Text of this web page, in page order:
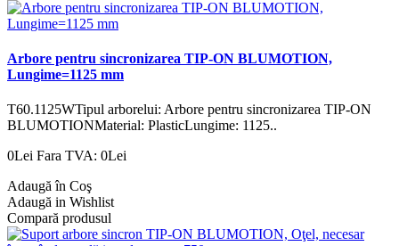
Arbore pentru sincronizarea TIP-ON BLUMOTION,
Lungime=1125 mm
T60.1125WTipul arborelui: Arbore pentru sincronizarea TIP-ON
BLUMOTIONMaterial: PlasticLungime: 1125..
0Lei Fara TVA: 0Lei
Adaugă în Coş
Adaugă in Wishlist
Compară produsul